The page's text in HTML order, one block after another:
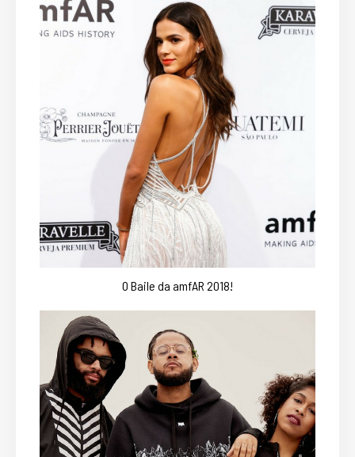
O Baile da amfAR 2018!